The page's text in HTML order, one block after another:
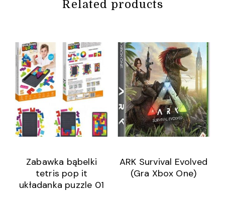
Related products
Zabawka bąbelki
tetris pop it
układanka puzzle 01
ARK Survival Evolved
(Gra Xbox One)